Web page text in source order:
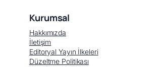
Kurumsal
Hakkımızda
İletişim
Editoryal Yayın İlkeleri
Düzeltme Politikası